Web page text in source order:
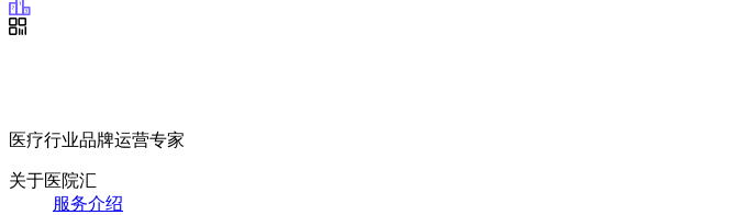
医疗行业品牌运营专家
关于医院汇
服务介绍